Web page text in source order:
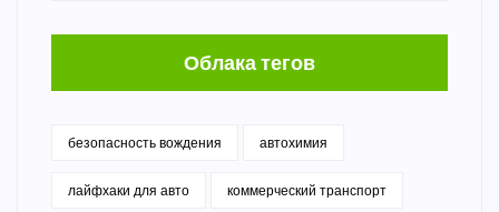
Облака тегов
безопасность вождения автохимия
лайфхаки для авто коммерческий транспорт